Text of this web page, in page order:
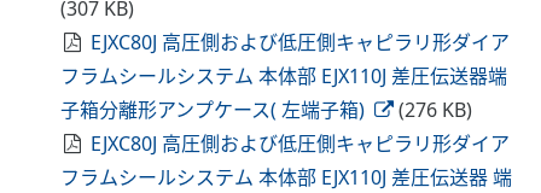
(307 KB)
EJXC80J 高圧側および低圧側キャピラリ形ダイア
フラムシールシステム 本体部 EJX110J 差圧伝送器端
子箱分離形アンプケース( 左端子箱)
(276 KB)
EJXC80J 高圧側および低圧側キャピラリ形ダイア
フラムシールシステム 本体部 EJX110J 差圧伝送器 端